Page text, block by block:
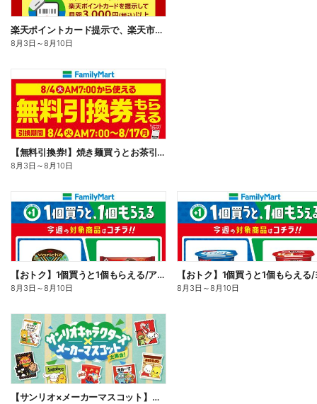
楽天ポイントカード提示で、楽天市場でのお買い物がおトクに!
8月3日 ～8月10日
【無料引換券!】焼き麺買うとお茶引換券貰える!
8月3日 ～8月10日
【おトク】1個買うと1個もらえる/アイス
8月3日 ～8月10日 8月3日 ～8月10日
【サンリオ×メーカーマスコット】オリジナルグッズ貰える!